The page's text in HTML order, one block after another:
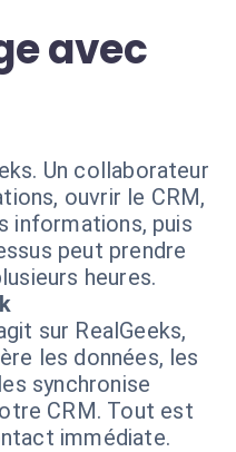
avec
Un collaborateur
ouvrir le CRM,
informations, puis
peut prendre
heures.
sur RealGeeks,
les données, les
synchronise
CRM. Tout est
immédiate.